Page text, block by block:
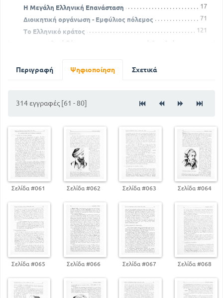
Η Μεγάλη Ελληνική Επανάσταση
17
Διοικητική οργάνωση - Εμφύλιος πόλεμος
71
Το Ελληνικό κράτος
121
Το ανατολικό ζήτημα και η συνταγματική βασιλεία στην
Πίνακας εικόνων και χαρτών
Το ανατολικό ζήτημα και η συνταγματική βασιλεία στην
Ελλάδα
152
Ο πρώτος παγκόσμιος πόλεμος
216
Πίνακας εικόνων και χαρτών
303
Περιγραφή Ψηφιοποίηση Σχετικά
314 εγγραφές [61 - 80]
Σελίδα #061 Σελίδα #062 Σελίδα #063 Σελίδα #064
Σελίδα #065 Σελίδα #066 Σελίδα #067 Σελίδα #068